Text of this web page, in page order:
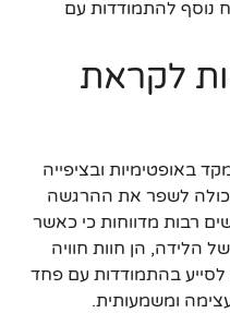
נוסף להתמודדות עם
לקראת
באופטימיות ובציפייה
יכולה לשפר את ההרגשה
רבות מדווחות כי כאשר
הלידה, הן חוות חוויה
לסייע בהתמודדות עם פחד
ומשמעותית.